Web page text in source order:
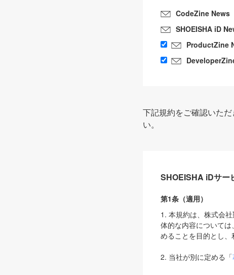
CodeZine News
SHOEISHA iD
ProductZine
下記規約をご確認いた
い。
SHOEISHA iDサー
第1条（適用）
1. 本規約は、株式会
体的な内容について
めることを目的とし、
2. 当社が別に定める「